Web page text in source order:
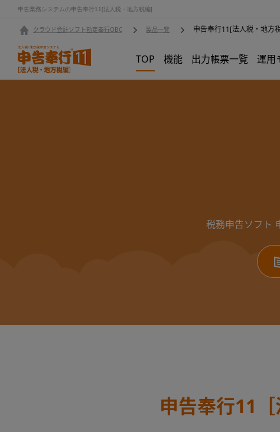
申告業務システムの申告奉行11[法人税・地方税編]
クラウド会計ソフト勘定奉行OBC 製品一覧 申告奉行11[法人税・地方
TOP 機能 出力帳票一覧 運用
税務申告ソフト
申告奉行11